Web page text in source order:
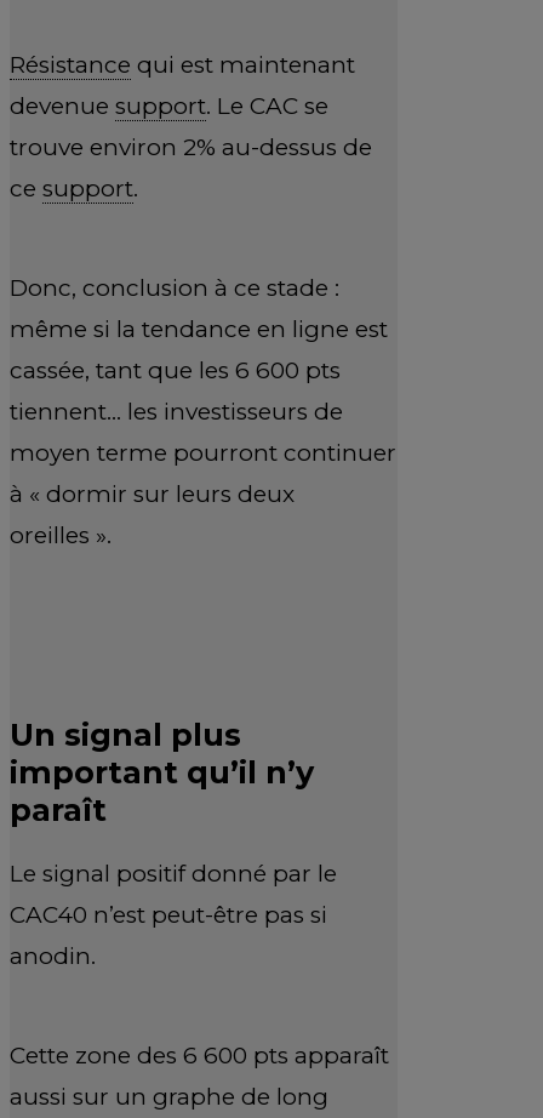
Résistance qui est maintenant
devenue support. Le CAC se
trouve environ 2% au-dessus de
ce support.
Donc, conclusion à ce stade :
même si la tendance en ligne est
cassée, tant que les 6 600 pts
tiennent… les investisseurs de
moyen terme pourront continuer
à « dormir sur leurs deux
oreilles ».
Un signal plus
important qu’il n’y
paraît
Le signal positif donné par le
CAC40 n’est peut-être pas si
anodin.
Cette zone des 6 600 pts apparaît
aussi sur un graphe de long